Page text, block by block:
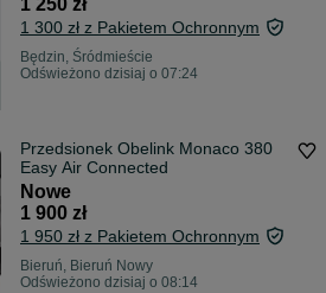
1 250 zł
1 300 zł z Pakietem Ochronnym
Będzin, Śródmieście
Odświeżono dzisiaj o 07:24
Przedsionek Obelink Monaco 380
Easy Air Connected
Nowe
1 900 zł
1 950 zł z Pakietem Ochronnym
Bieruń, Bieruń Nowy
Odświeżono dzisiaj o 08:14